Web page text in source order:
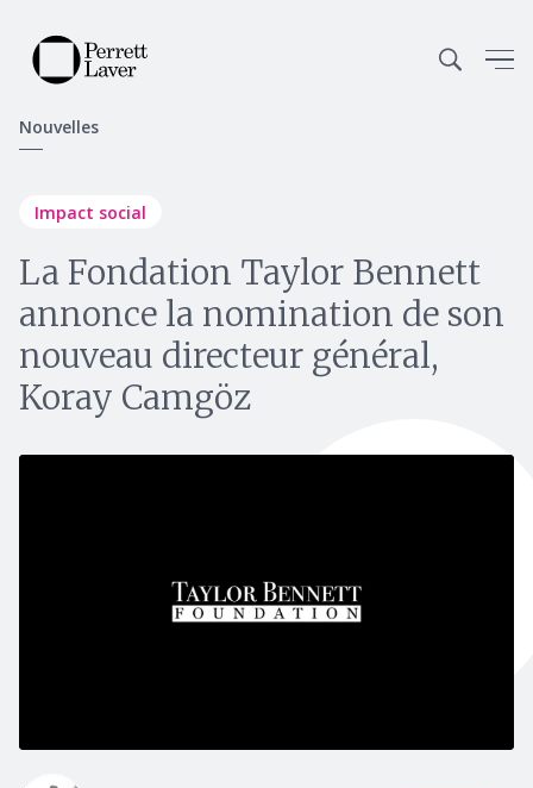
Nouvelles
Impact social
La Fondation Taylor Bennett
annonce la nomination de son
nouveau directeur général,
Koray Camgöz